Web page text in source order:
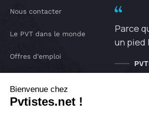
Nous contacter
Le PVT dans le monde
Offres d'emploi
IA pvtistes
Parce
un pied
Bienvenue chez
Pvtistes.net !